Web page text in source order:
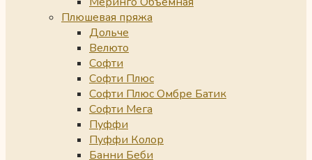
Плюшевая пряжа
Дольче
Велюто
Софти
Софти Плюс
Софти Плюс Омбре Батик
Софти Мега
Пуффи
Пуффи Колор
Банни Беби